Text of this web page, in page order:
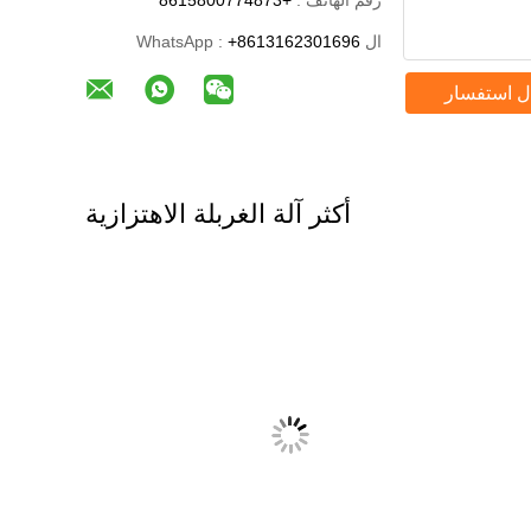
ال WhatsApp : +8613162301696
استفسار
أكثر آلة الغربلة الاهتزازية